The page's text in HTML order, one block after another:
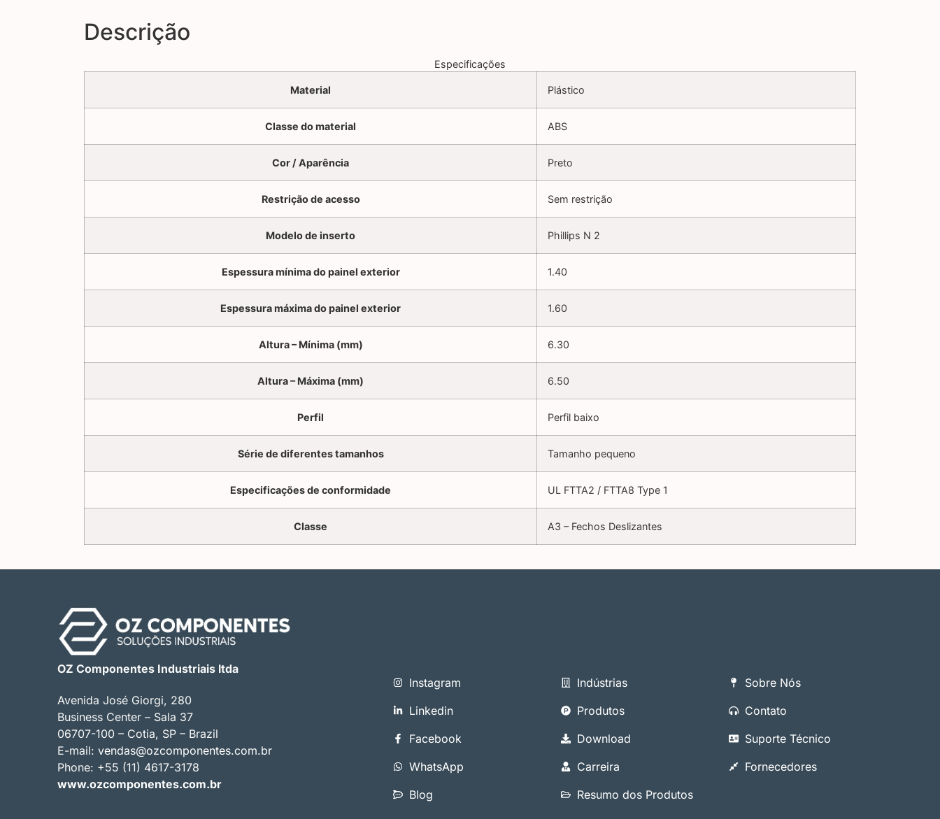
Descrição
Especificações
Material Plástico
Classe do material ABS
Cor / Aparência Preto
Restrição de acesso Sem restrição
Modelo de inserto Phillips N 2
Espessura mínima do painel exterior 1.40
Espessura máxima do painel exterior 1.60
Altura – Mínima (mm) 6.30
Altura – Máxima (mm) 6.50
Perfil Perfil baixo
Série de diferentes tamanhos Tamanho pequeno
Especificações de conformidade UL FTTA2 / FTTA8 Type 1
Classe A3 – Fechos Deslizantes
OZ Componentes Industriais ltda
Avenida José Giorgi, 280
Business Center – Sala 37
06707-100 – Cotia, SP – Brazil
E-mail: vendas@ozcomponentes.com.br
Phone: +55 (11) 4617-3178
www.ozcomponentes.com.br
Instagram
Linkedin
Facebook
WhatsApp
Blog
Indústrias
Produtos
Download
Carreira
Resumo dos Produtos
Sobre Nós
Contato
Suporte Técnico
Fornecedores